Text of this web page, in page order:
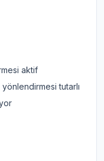
aktif
tutarlı